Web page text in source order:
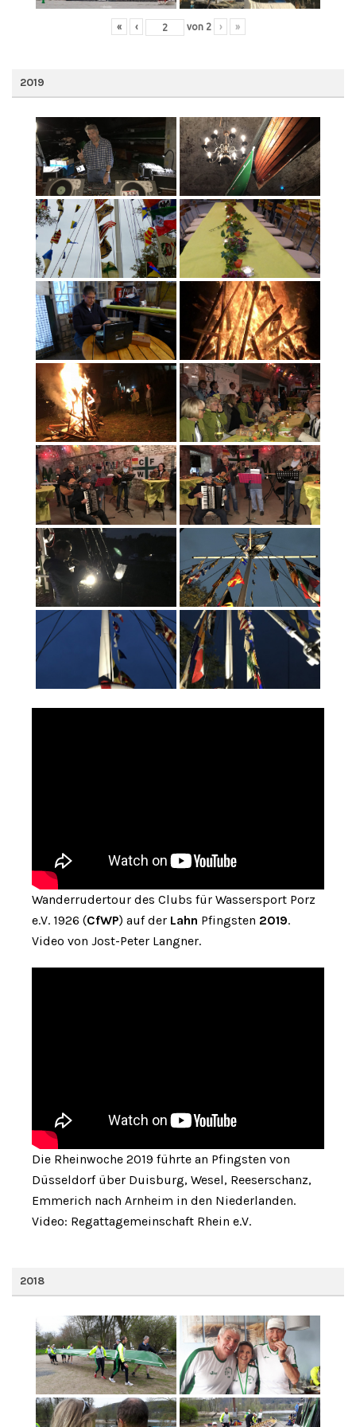
« ‹ von 2 › »
2019
Wanderrudertour des Clubs für Wassersport Porz
e.V. 1926 (CfWP) auf der Lahn Pfingsten 2019.
Video von Jost-Peter Langner.
Die Rheinwoche 2019 führte an Pfingsten von
Düsseldorf über Duisburg, Wesel, Reeserschanz,
Emmerich nach Arnheim in den Niederlanden.
Video: Regattagemeinschaft Rhein e.V.
2018